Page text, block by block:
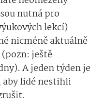
nutná pro
lekcí)
nicméně aktuálně
ještě
A jeden týden je
aby lidé nestihli